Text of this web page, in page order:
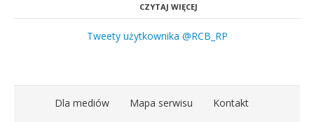
CZYTAJ WIĘCEJ
Tweety użytkownika @RCB_RP
Dla mediów Mapa serwisu Kontakt